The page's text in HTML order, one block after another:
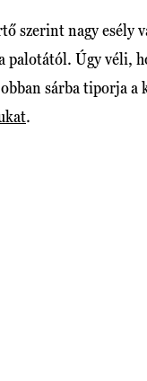
szerint nagy esély
palotától. Úgy véli,
sárba tiporja
.